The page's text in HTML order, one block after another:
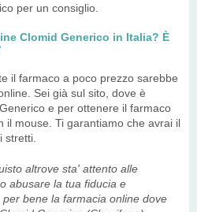
per un consiglio.
Clomid Generico in Italia? È
il farmaco a poco prezzo sarebbe
Sei già sul sito, dove è
e per ottenere il farmaco
il mouse. Ti garantiamo che avrai il
stretti.
altrove sta' attento alle
abusare la tua fiducia e
bene la farmacia online dove